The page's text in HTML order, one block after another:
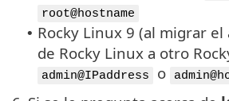
root@hostname
• Rocky Linux 9 (al migrar
de Rocky Linux a otro
admin@IPaddress o